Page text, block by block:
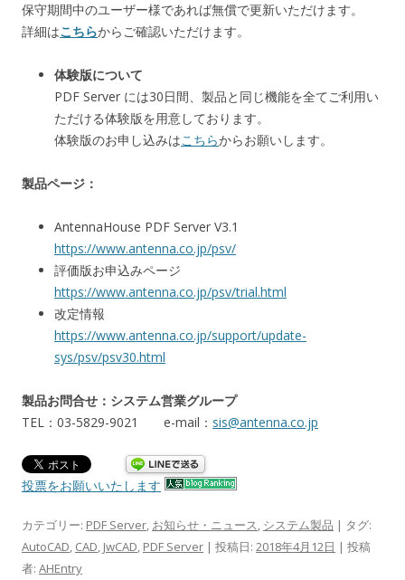
保守期間中のユーザー様であれば無償で更新いただけます。
詳細はこちらからご確認いただけます。
体験版について
PDF Server には30日間、製品と同じ機能を全てご利用い
ただける体験版を用意しております。
体験版のお申し込みはこちらからお願いします。
製品ページ：
AntennaHouse PDF Server V3.1
https://www.antenna.co.jp/psv/
評価版お申込みページ
https://www.antenna.co.jp/psv/trial.html
改定情報
https://www.antenna.co.jp/support/update-
sys/psv/psv30.html
製品お問合せ：システム営業グループ
TEL：03-5829-9021 e-mail： sis@antenna.co.jp
投票をお願いいたします
カテゴリー: PDF Server, お知らせ・ニュース, システム製品 | タグ:
AutoCAD, CAD, JwCAD, PDF Server | 投稿日: 2018年4月12日 | 投稿
者: AHEntry